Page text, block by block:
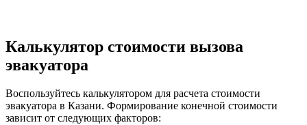
Калькулятор стоимости вызова
эвакуатора
Воспользуйтесь калькулятором для расчета стоимости
эвакуатора в Казани. Формирование конечной стоимости
зависит от следующих факторов: